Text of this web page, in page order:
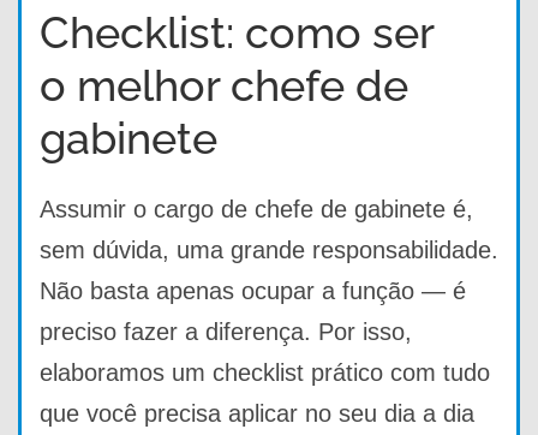
Checklist: como ser
o melhor chefe de
gabinete
Assumir o cargo de chefe de gabinete é,
sem dúvida, uma grande responsabilidade.
Não basta apenas ocupar a função — é
preciso fazer a diferença. Por isso,
elaboramos um checklist prático com tudo
que você precisa aplicar no seu dia a dia